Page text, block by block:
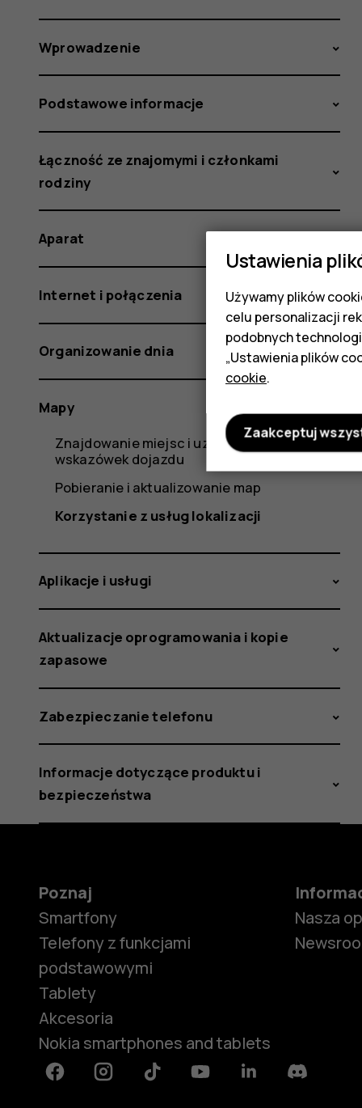
Wprowadzenie
Podstawowe informacje
Łączność ze znajomymi i członkami
rodziny
Aparat
Internet i połączenia
Organizowanie dnia
Mapy
Znajdowanie miejsc i uzyskiwanie
wskazówek dojazdu
Pobieranie i aktualizowanie map
Korzystanie z usług lokalizacji
Aplikacje i usługi
Aktualizacje oprogramowania i kopie
zapasowe
Zabezpieczanie telefonu
Informacje dotyczące produktu i
bezpieczeństwa
Poznaj
Smartfony
Telefony z funkcjami
podstawowymi
Tablety
Akcesoria
Nokia smartphones and tablets
Nasza
FacebookInstagramTiktok YoutubeLinkedinDiscord
Ustawienia
Używamy plików
celu personalizacji
podobnych
„Ustawienia plików
cookie.
Zaakceptuj